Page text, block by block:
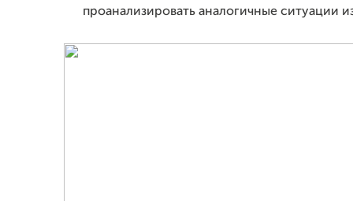
проанализировать аналогичные ситуации